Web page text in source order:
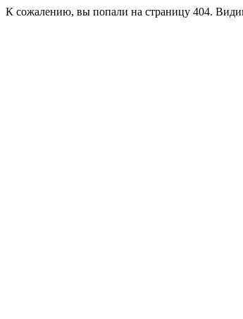
К сожалению, вы попали на страницу 404.